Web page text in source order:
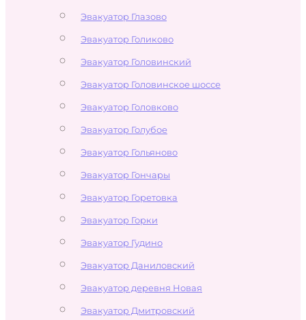
Эвакуатор Глазово
Эвакуатор Голиково
Эвакуатор Головинский
Эвакуатор Головинское шоссе
Эвакуатор Головково
Эвакуатор Голубое
Эвакуатор Гольяново
Эвакуатор Гончары
Эвакуатор Горетовка
Эвакуатор Горки
Эвакуатор Гудино
Эвакуатор Даниловский
Эвакуатор деревня Новая
Эвакуатор Дмитровский